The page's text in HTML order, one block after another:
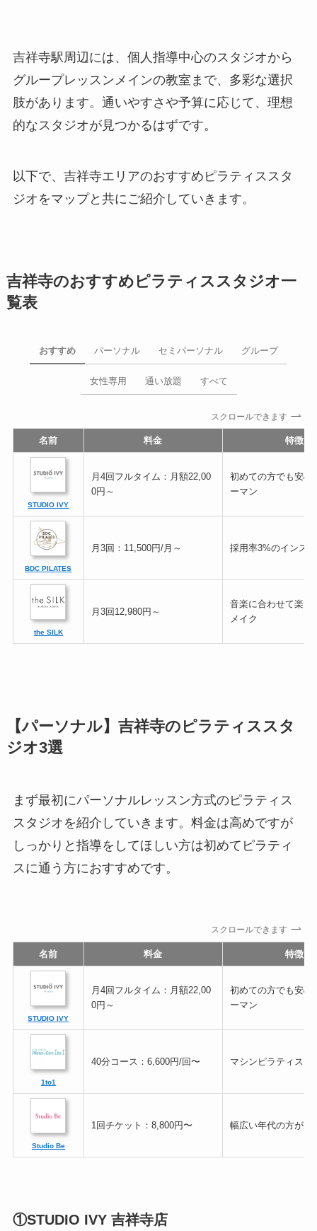
吉祥寺駅周辺には、個人指導中心のスタジオから
グループレッスンメインの教室まで、多彩な選択
肢があります。通いやすさや予算に応じて、理想
的なスタジオが見つかるはずです。
以下で、吉祥寺エリアのおすすめピラティススタ
ジオをマップと共にご紹介していきます。
吉祥寺のおすすめピラティススタジオ一
覧表
おすすめ パーソナル セミパーソナル グループ
女性専用 通い放題 すべて
スクロールできます
名前 料金 特徴
STUDIO IVY
月4回フルタイム：月額22,00
0円～
初めての方でも安心
ーマン
BDC PILATES
月3回：11,500円/月～ 採用率3%のインス
the SILK
月3回12,980円～
音楽に合わせて楽し
メイク
【パーソナル】吉祥寺のピラティススタ
ジオ3選
まず最初にパーソナルレッスン方式のピラティス
スタジオを紹介していきます。料金は高めですが
しっかりと指導をしてほしい方は初めてピラティ
スに通う方におすすめです。
スクロールできます
名前 料金 特徴
STUDIO IVY
月4回フルタイム：月額22,00
0円～
初めての方でも安心
ーマン
1to1
40分コース：6,600円/回〜 マシンピラティス×
Studio Be
1回チケット：8,800円〜 幅広い年代の方が通
①STUDIO IVY 吉祥寺店